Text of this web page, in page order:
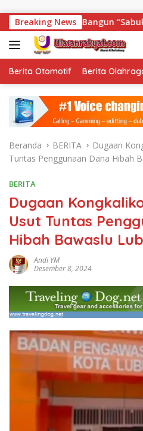
Breaking News
Beliti Bangun “Sabuk
Berita Otomotif Berita
Beranda BERITA
Dugaan
Tuntas Penggunaan Dana Hibah
BERITA
Dugaan
Usut Tuntas
Hibah Bawaslu
Andi YM
Desember 8, 2024